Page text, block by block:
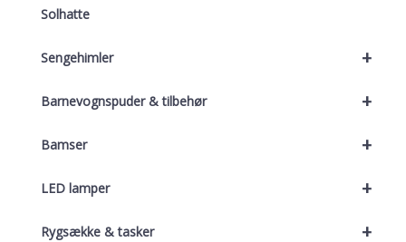
Solhatte
+
Sengehimler
+
Barnevognspuder & tilbehør
+
Bamser
+
LED lamper
+
Rygsække & tasker